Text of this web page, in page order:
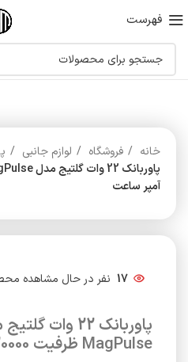
فهرست
خانه فروشگاه لوازم جانبی
آمپر ساعت
17 نفر در حال مشاهده
MagPulse ظرفیت 20000 میلی آمپر ساعت